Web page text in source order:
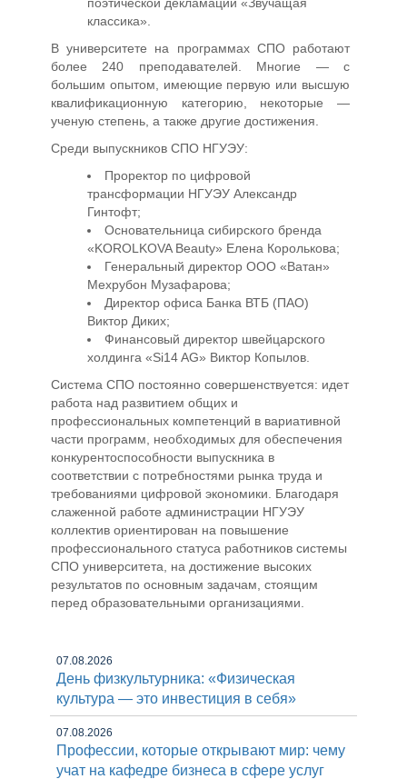
классика».
В университете на программах СПО работают
более 240 преподавателей. Многие — с
большим опытом, имеющие первую или высшую
квалификационную категорию, некоторые —
ученую степень, а также другие достижения.
Среди выпускников СПО НГУЭУ:
Проректор по цифровой
трансформации НГУЭУ Александр
Гинтофт;
Основательница сибирского бренда
«KOROLKOVA Beauty» Елена Королькова;
Генеральный директор ООО «Ватан»
Мехрубон Музафарова;
Директор офиса Банка ВТБ (ПАО)
Виктор Диких;
Финансовый директор швейцарского
холдинга «Si14 AG» Виктор Копылов.
Система СПО постоянно совершенствуется: идет
работа над развитием общих и
профессиональных компетенций в вариативной
части программ, необходимых для обеспечения
конкурентоспособности выпускника в
соответствии с потребностями рынка труда и
требованиями цифровой экономики. Благодаря
слаженной работе администрации НГУЭУ
коллектив ориентирован на повышение
профессионального статуса работников системы
СПО университета, на достижение высоких
результатов по основным задачам, стоящим
перед образовательными организациями.
07.08.2026
День физкультурника: «Физическая
культура — это инвестиция в себя»
07.08.2026
Профессии, которые открывают мир: чему
учат на кафедре бизнеса в сфере услуг